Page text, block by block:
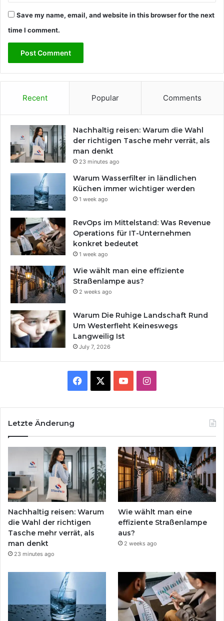
Save my name, email, and website in this browser for the next
time I comment.
Recent Popular Comments
Nachhaltig reisen: Warum die Wahl
der richtigen Tasche mehr verrät, als
man denkt
23 minutes ago
Warum Wasserfilter in ländlichen
Küchen immer wichtiger werden
1 week ago
RevOps im Mittelstand: Was Revenue
Operations für IT-Unternehmen
konkret bedeutet
1 week ago
Wie wählt man eine effiziente
Straßenlampe aus?
2 weeks ago
Warum Die Ruhige Landschaft Rund
Um Westerfleht Keineswegs
Langweilig Ist
July 7, 2026
Facebook YouTubeInstagram
Letzte Änderung
Nachhaltig reisen: Warum
die Wahl der richtigen
Tasche mehr verrät, als
man denkt
23 minutes ago
Wie wählt man eine
effiziente Straßenlampe
aus?
2 weeks ago